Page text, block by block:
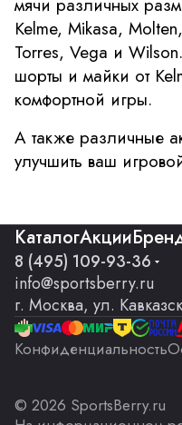
мячи различных
Kelme, Mikasa,
Torres, Vega и
шорты и майки от
комфортной игры.
А также различные
улучшить ваш
КаталогАкции
8 (495) 109-93-36
info@sportsberry.ru
г. Москва, ул.
Конфиденциальность
© 2026 SportsBerry.ru